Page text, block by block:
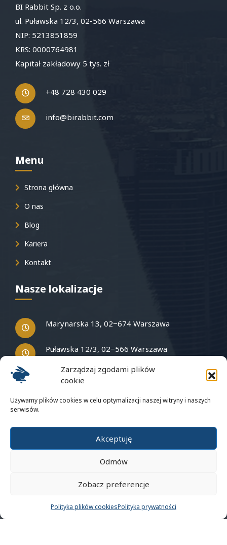
Zarządzaj zgodami plików
cookie
Używamy plików cookies w celu optymalizacji naszej witryny i naszych
serwisów.
Akceptuję
Odmów
Zobacz preferencje
Polityka plików cookiesPolityka prywatności
BI Rabbit Sp. z o.o.
ul. Puławska 12/3, 02-566 Warszawa
NIP: 5213851859
KRS: 0000764981
Kapitał zakładowy 5 tys. zł
+48 728 430 029
info@birabbit.com
Menu
Strona główna
O nas
Blog
Kariera
Kontakt
Nasze lokalizacje
Marynarska 13, 02−674 Warszawa
Puławska 12/3, 02−566 Warszawa
Masz pytania?
Polityka prywatności
Polityka plików cookies